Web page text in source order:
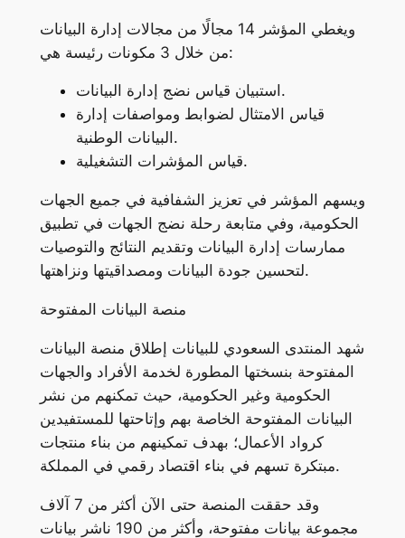
ويغطي المؤشر 14 مجالًا من مجالات إدارة البيانات
من خلال 3 مكونات رئيسة هي:
استبيان قياس نضج إدارة البيانات.
قياس الامتثال لضوابط ومواصفات إدارة
البيانات الوطنية.
قياس المؤشرات التشغيلية.
ويسهم المؤشر في تعزيز الشفافية في جميع الجهات
الحكومية، وفي متابعة رحلة نضج الجهات في تطبيق
ممارسات إدارة البيانات وتقديم النتائج والتوصيات
لتحسين جودة البيانات ومصداقيتها ونزاهتها.
منصة البيانات المفتوحة
شهد المنتدى السعودي للبيانات إطلاق منصة البيانات
المفتوحة بنسختها المطورة لخدمة الأفراد والجهات
الحكومية وغير الحكومية، حيث تمكنهم من نشر
البيانات المفتوحة الخاصة بهم وإتاحتها للمستفيدين
كرواد الأعمال؛ بهدف تمكينهم من بناء منتجات
مبتكرة تسهم في بناء اقتصاد رقمي في المملكة.
وقد حققت المنصة حتى الآن أكثر من 7 آلاف
مجموعة بيانات مفتوحة، وأكثر من 190 ناشر بيانات